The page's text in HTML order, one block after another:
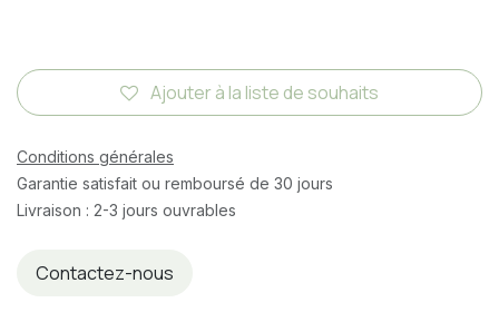
Ajouter à la liste de souhaits
Conditions générales
Garantie satisfait ou remboursé de 30 jours
Livraison : 2-3 jours ouvrables
Contactez-nous